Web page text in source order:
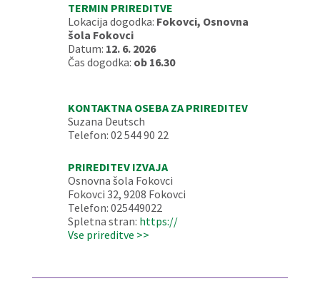
TERMIN PRIREDITVE
Lokacija dogodka: Fokovci, Osnovna
šola Fokovci
Datum: 12. 6. 2026
Čas dogodka: ob 16.30
KONTAKTNA OSEBA ZA PRIREDITEV
Suzana Deutsch
Telefon: 02 544 90 22
PRIREDITEV IZVAJA
Osnovna šola Fokovci
Fokovci 32, 9208 Fokovci
Telefon: 025449022
Spletna stran: https://
Vse prireditve >>